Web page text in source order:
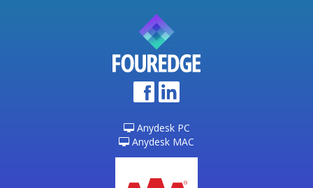
Anydesk PC
Anydesk MAC